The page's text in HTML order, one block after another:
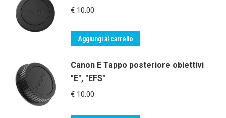
€ 10.00
Aggiungi al carrello
Canon E Tappo posteriore obiettivi
"E", "EFS"
€ 10.00